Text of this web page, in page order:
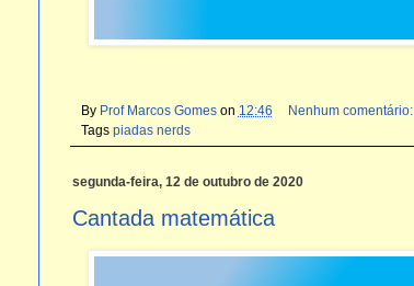
By Prof Marcos Gomes on 12:46
Nenhum comentário:
Tags piadas nerds
segunda-feira, 12 de outubro de 2020
Cantada matemática